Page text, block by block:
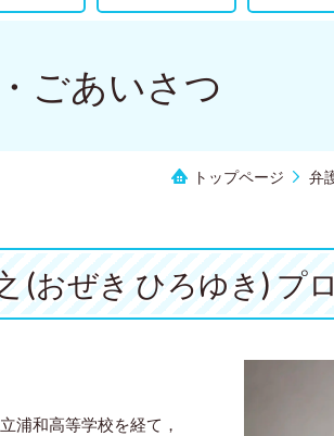
ごあいさつ
トップページ 弁
(おぜき ひろゆき) プ
浦和高等学校を経て，